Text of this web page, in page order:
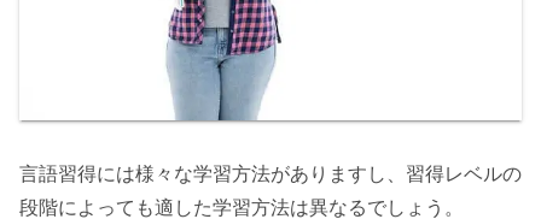
言語習得には様々な学習方法がありますし、習得レベルの
段階によっても適した学習方法は異なるでしょう。